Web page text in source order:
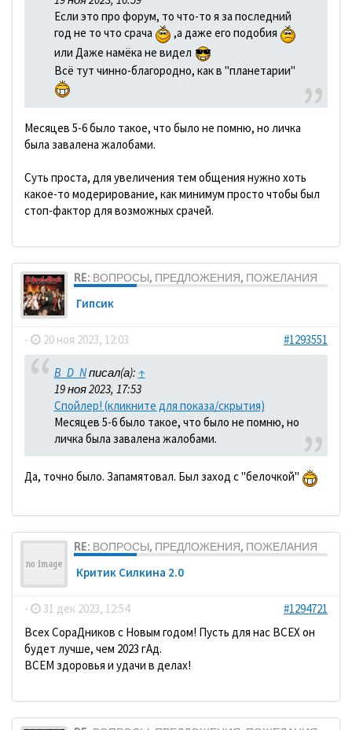
Если это про форум, то что-то я за последний
год не то что срача
,а даже его подобия
или Даже намёка не видел
Всё тут чинно-благородно, как в "планетарии"
Месяцев 5-6 было такое, что было не помню, но личка
была завалена жалобами.
Суть проста, для увеличения тем общения нужно хоть
какое-то модерирование, как минимум просто чтобы был
стоп-фактор для возможных срачей.
RE: ВОПРОСЫ, ПРЕДЛОЖЕНИЯ, ПОЖЕЛАНИЯ
Гипсик
- 20 ноя 2023, 12:03 #1293551
B_D_Nписал(а): ↑
19 ноя 2023, 17:53
Спойлер! (кликните для показа/скрытия)
Месяцев 5-6 было такое, что было не помню, но
личка была завалена жалобами.
Да, точно было. Запамятовал. Был заход с "белочкой"
RE: ВОПРОСЫ, ПРЕДЛОЖЕНИЯ, ПОЖЕЛАНИЯ
Критик Силкина 2.0
- 31 дек 2023, 12:54
#1294721
Всех СораДников с Новым годом! Пусть для нас ВСЕХ он
будет лучше, чем 2023 гАд.
ВСЕМ здоровья и удачи в делах!